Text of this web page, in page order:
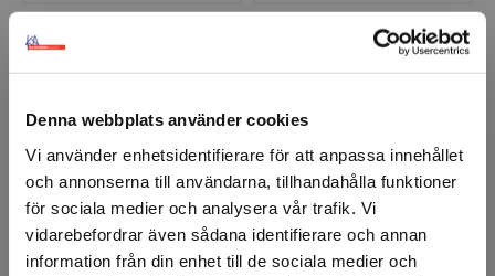
Denna webbplats använder cookies
Vi använder enhetsidentifierare för att anpassa innehållet
och annonserna till användarna, tillhandahålla funktioner
för sociala medier och analysera vår trafik. Vi
vidarebefordrar även sådana identifierare och annan
information från din enhet till de sociala medier och
Ostbit 8x11cm Parmesanost 20x18cm